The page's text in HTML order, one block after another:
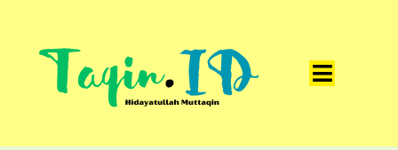
content
Toggle